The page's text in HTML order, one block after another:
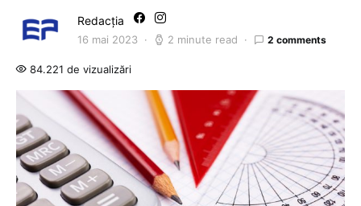
Redacția
16 mai 2023 2 minute read 2 comments
84.221 de vizualizări